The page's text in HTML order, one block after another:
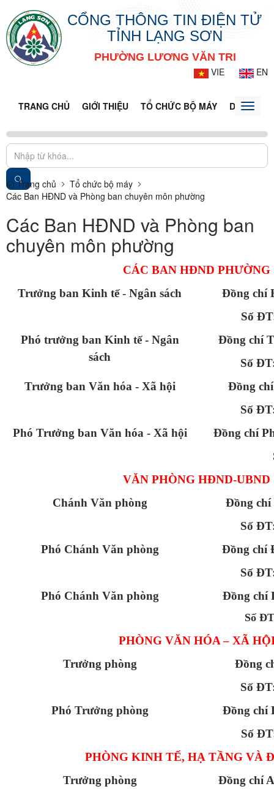
CỔNG THÔNG TIN ĐIỆN TỬ
TỈNH LẠNG SƠN
PHƯỜNG LƯƠNG VĂN TRI
VIE
EN
TRANG CHỦ GIỚI THIỆU TỔ CHỨC BỘ MÁY DOANH
Toggle
Trang chủ
Tổ chức bộ máy
Các Ban HĐND và Phòng ban chuyên môn phường
Các Ban HĐND và Phòng ban
chuyên môn phường
CÁC BAN HĐND PHƯỜNG
Trưởng ban Kinh tế - Ngân sách
Đồng chí
Số
Phó trưởng ban Kinh tế - Ngân
sách
Đồng chí
Số
Trưởng ban Văn hóa - Xã hội
Đồng
Số
Phó Trưởng ban Văn hóa - Xã hội
Đồng chí
VĂN PHÒNG HĐND-UBND
Chánh Văn phòng
Đồng chí
Số
Phó Chánh Văn phòng
Đồng chí
Số
Phó Chánh Văn phòng
Đồng chí
Số
PHÒNG VĂN HÓA – XÃ
Trưởng phòng
Đồng
Số
Phó Trưởng phòng
Đồng chí
Số
PHÒNG KINH TẾ, HẠ TẦNG VÀ
Trưởng phòng
Đồng chí